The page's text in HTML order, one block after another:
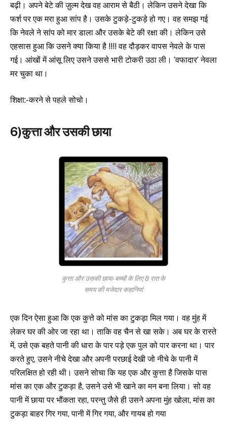
बढ़ी। अपने बेटे की ज़ुल्म देख वह आराम से बैठी। लेकिन उसने देखा कि
फर्श पर एक मरा हुआ सांप है। उसके टुकड़े-टुकड़े हो गए। वह समझ गई
कि नेवले ने सांप को मार डाला और उसके बेटे की रक्षा की। लेकिन उसे
एहसास हुआ कि उसने क्या किया है !!!! वह दौड़कर वापस नेवले के पास
गई। आंखों में आंसू लिए उसने उससे भारी टोकरी उठा ली। ‘वफादार’ नेवला
मर चुका था।
शिक्षा:-करने से पहले सोचो।
6)कुत्ता और उसकी छाया
कुत्ता और उसकी छाया-बच्चों के लिए 8 रात के
समय की मजेदार कहानियां
एक दिन ऐसा हुआ कि एक कुत्ते को मांस का टुकड़ा मिल गया। वह मुंह में
लेकर घर की ओर जा रहा था। ताकि वह चैन से खा सके। अब घर के रास्ते
में, उसे एक बहते पानी की धारा के पार पड़े एक पुल को पार करना था। पार
करते हुए, उसने नीचे देखा और अपनी परछाई देखी जो नीचे के पानी में
परिलक्षित हो रही थी। उसने सोचा कि यह एक और कुत्ता है जिसके पास
मांस का एक और टुकड़ा है, उसने उसे भी खाने का मन बना लिया। सो वह
पानी में छाया पर भौंकता रहा, परन्तु जैसे ही उसने अपना मुंह खोला, मांस का
टुकड़ा बाहर गिर गया, पानी में गिर गया, और गायब हो गया